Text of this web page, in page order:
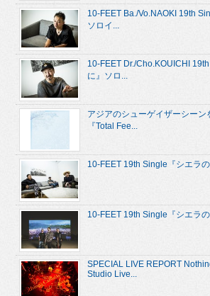
10-FEET Ba./Vo.NAOKI 19th
ソロイ...
10-FEET Dr./Cho.KOUICHI
に』ソロ...
アジアのシューゲイザーシーン
『Total Fee...
10-FEET 19th Single『シエラ
10-FEET 19th Single『シエラ
SPECIAL LIVE REPORT
Studio Live...